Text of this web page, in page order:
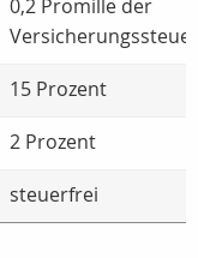
0,2 Promille der
Versicherungssteuer
15 Prozent
2 Prozent
steuerfrei